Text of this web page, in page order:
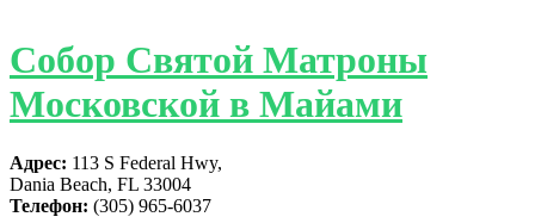
Собор Святой Матроны
Московской в Майами
Адрес: 113 S Federal Hwy,
Dania Beach, FL 33004
Телефон: (305) 965-6037